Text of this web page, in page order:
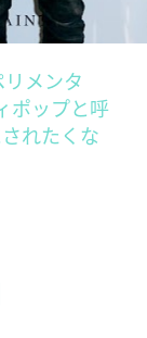
リメンタ
ポップと呼
れたくな